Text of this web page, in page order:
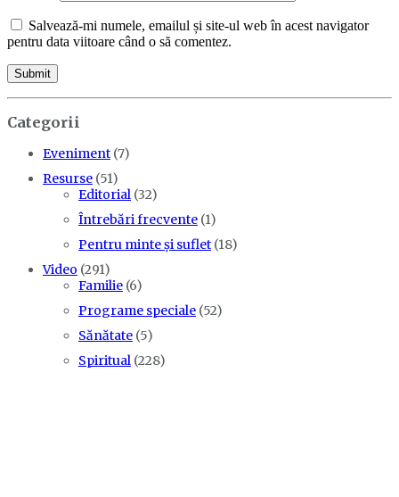
Salvează-mi numele, emailul și site-ul web în acest navigator
pentru data viitoare când o să comentez.
Categorii
Eveniment (7)
Resurse (51)
Editorial (32)
Întrebări frecvente (1)
Pentru minte și suflet (18)
Video (291)
Familie (6)
Programe speciale (52)
Sănătate (5)
Spiritual (228)